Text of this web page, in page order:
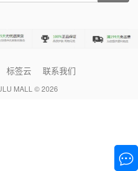
标签云 联系我们
MALL © 2026